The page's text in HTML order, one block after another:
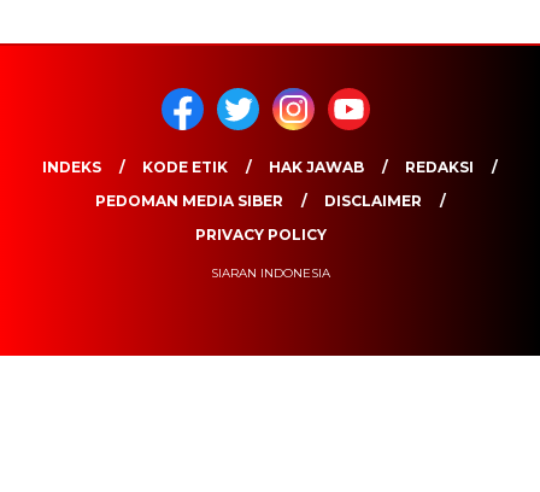
INDEKS KODE ETIK HAK JAWAB
REDAKSI
PEDOMAN MEDIA SIBER
DISCLAIMER
PRIVACY POLICY
SIARAN INDONESIA